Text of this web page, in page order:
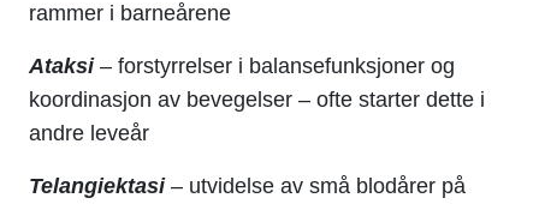
rammer i barneårene
Ataksi – forstyrrelser i balansefunksjoner og
koordinasjon av bevegelser – ofte starter dette i
andre leveår
Telangiektasi – utvidelse av små blodårer på